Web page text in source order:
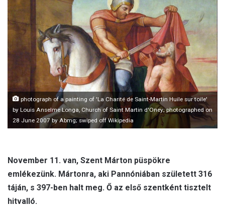
n
m
a
l
photograph of a painting of 'La Charité de Saint-Martin Huile sur toile'
by Louis Anselme Longa, Church of Saint Martin d'Oney; photographed on
28 June 2007 by Abmg; swiped off Wikipedia
November 11. van, Szent Márton püspökre
emlékezünk. Mártonra, aki Pannóniában született 316
táján, s 397-ben halt meg. Ő az első szentként tisztelt
hitvalló.